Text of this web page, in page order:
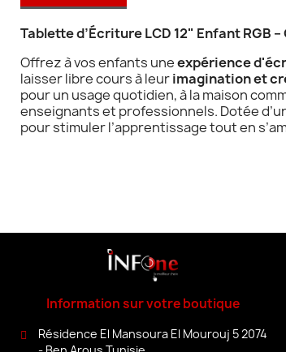
Tablette d’Écriture LCD 12" Enfant
Offrez à vos enfants uneexpérience
laisser libre cours à leurimagination et
pour un usage quotidien, à la maison
enseignants et professionnels. Dotée
pour stimuler l’apprentissage tout en
Information sur votre boutique
Résidence El Mansoura El Mourouj 5 2074